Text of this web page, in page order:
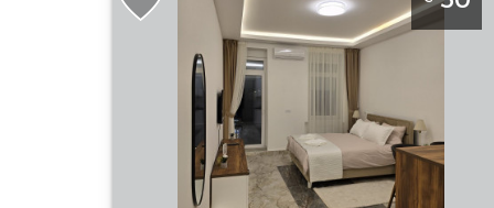
Beograd Vračar. Smešten je na prvom
spratu stambene zgrade, površine je
30m2 i idealan je za udoban boravak
Beograd
Beograd
Gosti:2
Kvadratura :
30